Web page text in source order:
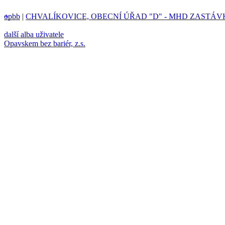
opbb | CHVALÍKOVICE, OBECNÍ ÚŘAD "D" - MHD
+
další alba uživatele
Opavskem bez bariér, z.s.